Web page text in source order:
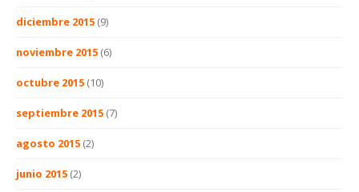
diciembre 2015 (9)
noviembre 2015 (6)
octubre 2015 (10)
septiembre 2015 (7)
agosto 2015 (2)
junio 2015 (2)